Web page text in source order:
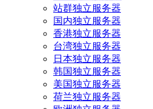
站群独立服务器
国内独立服务器
香港独立服务器
台湾独立服务器
日本独立服务器
韩国独立服务器
美国独立服务器
荷兰独立服务器